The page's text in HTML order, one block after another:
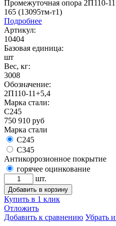
Промежуточная опора 2П110-
165 (13095тм-т1)
Подробнее
Артикул:
10404
Базовая единица:
шт
Вес, кг:
3008
Обозначение:
2П110-11+5,4
Марка стали:
С245
750 910 руб
Марка стали
С245
С345
Антикоррозионное покрытие
горячее оцинкование
шт.
Добавить в корзину
Купить в 1 клик
Отложить
Добавить к сравнению Убрать